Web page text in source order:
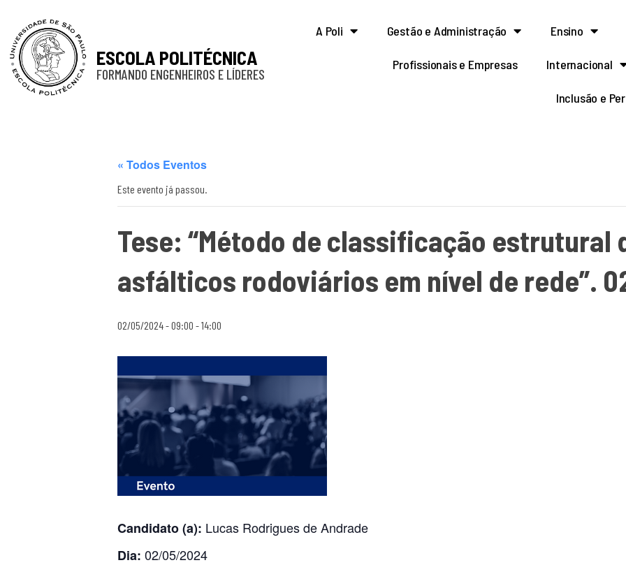
ESCOLA POLITÉCNICA
FORMANDO ENGENHEIROS E LÍDERES
A Poli Gestão e Administração Ensino
Profissionais e Empresas Internacional
Inclusão e
« Todos Eventos
Este evento já passou.
Tese: “Método de classificação estrutural
asfálticos rodoviários em nível de rede”.
02/05/2024 - 09:00 -14:00
Candidato (a): Lucas Rodrigues de Andrade
Dia: 02/05/2024